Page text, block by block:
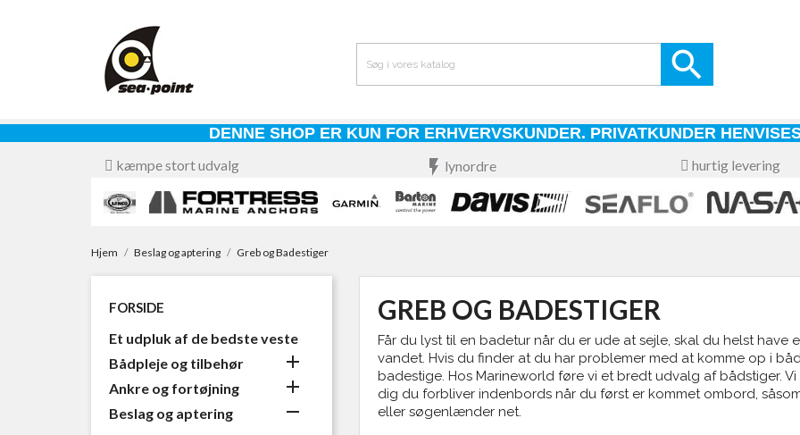

DENNE SHOP ER KUN FOR ERHVERVSKUNDER. PRIVATKUNDER
kæmpe stort udvalg flash_on lynordre hurtig levering
Hjem Beslag og aptering Greb og Badestiger
FORSIDE
Et udpluk af de bedste veste
Bådpleje og tilbehør

Ankre og fortøjning 
Beslag og aptering 
GREB OG BADESTIGER
Får du lyst til en badetur når du er ude at sejle, skal du helst
vandet. Hvis du finder at du har problemer med at komme op i
badestige. Hos Marineworld føre vi et bredt udvalg af bådstiger.
dig du forbliver indenbords når du først er kommet ombord,
eller søgenlænder net.